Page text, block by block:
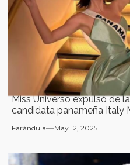
Miss Universo expulsó de
candidata panameña Italy
Farándula May 12, 2025